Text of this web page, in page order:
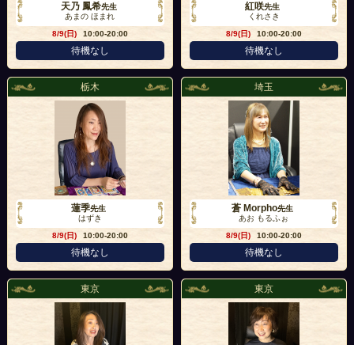
天乃 鳳希先生
あまの ほまれ
8/9(日)
10:00-20:00
待機なし
紅咲先生
くれさき
8/9(日)
10:00-20:00
待機なし
栃木
蓮季先生
はずき
8/9(日)
10:00-20:00
待機なし
埼玉
蒼 Morpho先生
あお もるふぉ
8/9(日)
10:00-20:00
待機なし
東京 東京